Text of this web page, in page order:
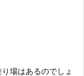
場はあるのでしょ